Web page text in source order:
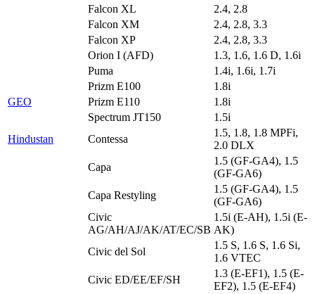
Falcon XL
2.4, 2.8
Falcon XM
2.4, 2.8, 3.3
Falcon XP
2.4, 2.8, 3.3
Orion I (AFD)
1.3, 1.6, 1.6 D, 1.6i
Puma
1.4i, 1.6i, 1.7i
GEO
Prizm E100
1.8i
Prizm E110
1.8i
Spectrum JT150
1.5i
Hindustan
Contessa
1.5, 1.8, 1.8 MPFi,
2.0 DLX
Capa
1.5 (GF-GA4), 1.5
(GF-GA6)
Capa Restyling
1.5 (GF-GA4), 1.5
(GF-GA6)
Civic
AG/AH/AJ/AK/AT/EC/SB
1.5i (E-AH), 1.5i (E-
AK)
Civic del Sol
1.5 S, 1.6 S, 1.6 Si,
1.6 VTEC
Civic ED/EE/EF/SH
1.3 (E-EF1), 1.5 (E-
EF2), 1.5 (E-EF4)